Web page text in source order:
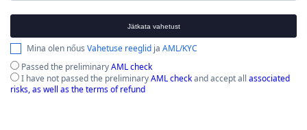
Jätkata vahetust
Mina olen nőus Vahetuse reeglid ja AML/KYC
Passed the preliminaryAML check
I have not passed the preliminaryAML checkand accept all associated
risks, as well as the terms of refund